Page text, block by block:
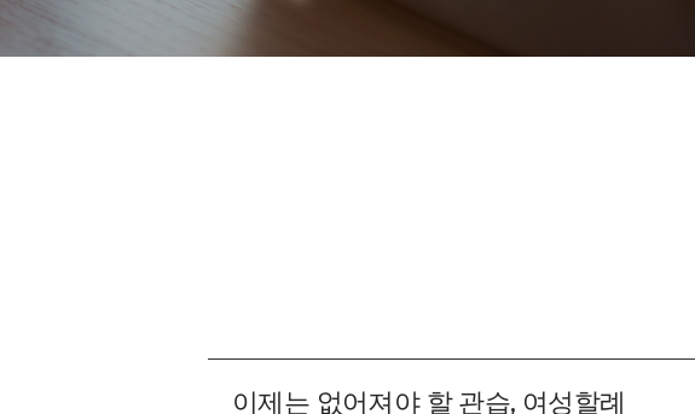
이제는 없어져야 할 관습, 여성할례